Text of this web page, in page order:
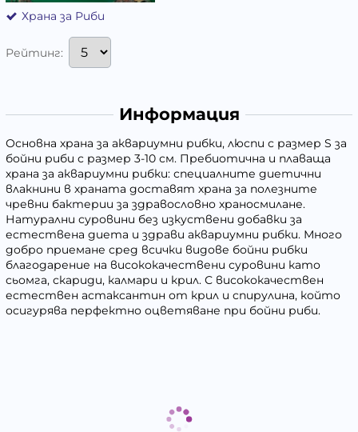
Храна за Риби
Рейтинг:
Информация
Основна храна за аквариумни рибки, люспи с размер S за
бойни риби с размер 3-10 см. Пребиотична и плаваща
храна за аквариумни рибки: специалните диетични
влакнини в храната доставят храна за полезните
чревни бактерии за здравословно храносмилане.
Натурални суровини без изкуствени добавки за
естествена диета и здрави аквариумни рибки. Много
добро приемане сред всички видове бойни рибки
благодарение на висококачествени суровини като
сьомга, скариди, калмари и крил. С висококачествен
естествен астаксантин от крил и спирулина, който
осигурява перфектно оцветяване при бойни риби.